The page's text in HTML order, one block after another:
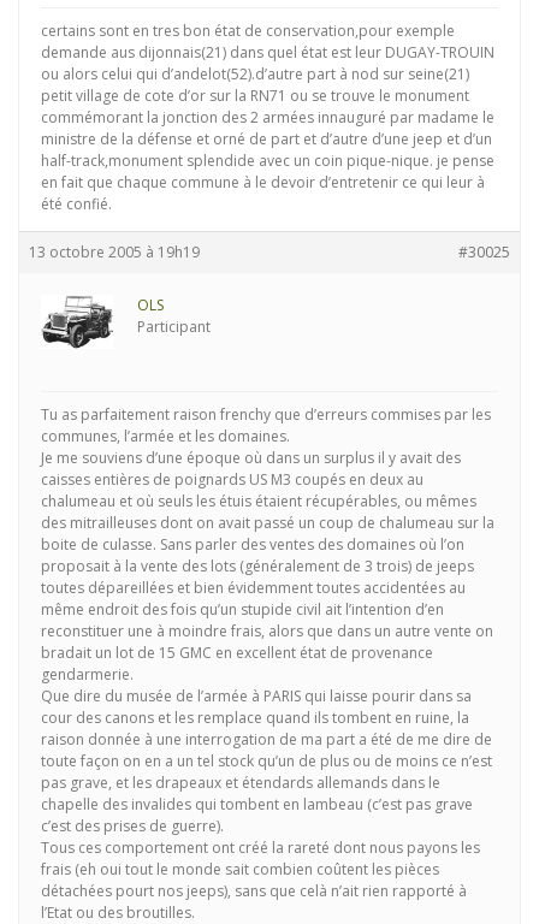
certains sont en tres bon état de conservation,pour exemple
demande aus dijonnais(21) dans quel état est leur DUGAY-TROUIN
ou alors celui qui d’andelot(52).d’autre part à nod sur seine(21)
petit village de cote d’or sur la RN71 ou se trouve le monument
commémorant la jonction des 2 armées innauguré par madame le
ministre de la défense et orné de part et d’autre d’une jeep et d’un
half-track,monument splendide avec un coin pique-nique. je pense
en fait que chaque commune à le devoir d’entretenir ce qui leur à
été confié.
13 octobre 2005 à 19h19 #30025
OLS
Participant
Tu as parfaitement raison frenchy que d’erreurs commises par les
communes, l’armée et les domaines.
Je me souviens d’une époque où dans un surplus il y avait des
caisses entières de poignards US M3 coupés en deux au
chalumeau et où seuls les étuis étaient récupérables, ou mêmes
des mitrailleuses dont on avait passé un coup de chalumeau sur la
boite de culasse. Sans parler des ventes des domaines où l’on
proposait à la vente des lots (généralement de 3 trois) de jeeps
toutes dépareillées et bien évidemment toutes accidentées au
même endroit des fois qu’un stupide civil ait l’intention d’en
reconstituer une à moindre frais, alors que dans un autre vente on
bradait un lot de 15 GMC en excellent état de provenance
gendarmerie.
Que dire du musée de l’armée à PARIS qui laisse pourir dans sa
cour des canons et les remplace quand ils tombent en ruine, la
raison donnée à une interrogation de ma part a été de me dire de
toute façon on en a un tel stock qu’un de plus ou de moins ce n’est
pas grave, et les drapeaux et étendards allemands dans le
chapelle des invalides qui tombent en lambeau (c’est pas grave
c’est des prises de guerre).
Tous ces comportement ont créé la rareté dont nous payons les
frais (eh oui tout le monde sait combien coûtent les pièces
détachées pourt nos jeeps), sans que celà n’ait rien rapporté à
l’Etat ou des broutilles.